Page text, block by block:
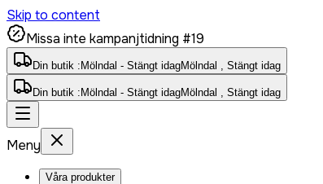
Skip to content
Missa inte kampanjtidning #19
Din butik : Mölndal - Stängt idagMölndal , Stängt idag
Din butik : Mölndal - Stängt idagMölndal , Stängt idag
Meny
Våra produkter